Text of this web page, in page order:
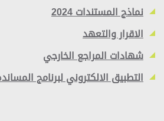
نماذج المستندات 2024
الاقرار والتعهد
شهادات المراجع الخارجي
التطبيق الالكتروني لبرنامج